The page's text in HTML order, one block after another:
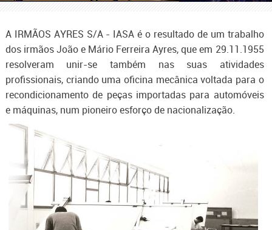
A IRMÃOS AYRES S/A - IASA é o resultado de um trabalho
dos irmãos João e Mário Ferreira Ayres, que em 29.11.1955
resolveram unir-se também nas suas atividades
profissionais, criando uma oficina mecânica voltada para o
recondicionamento de peças importadas para automóveis
e máquinas, num pioneiro esforço de nacionalização.